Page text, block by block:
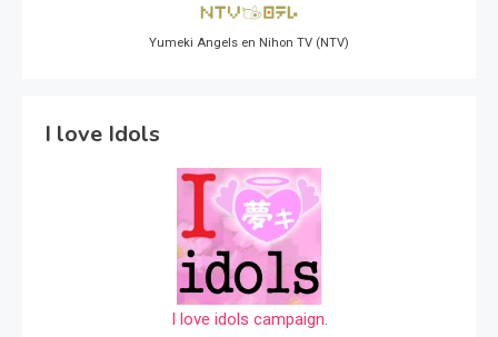
Yumeki Angels en Nihon TV (NTV)
I love Idols
I love idols campaign.